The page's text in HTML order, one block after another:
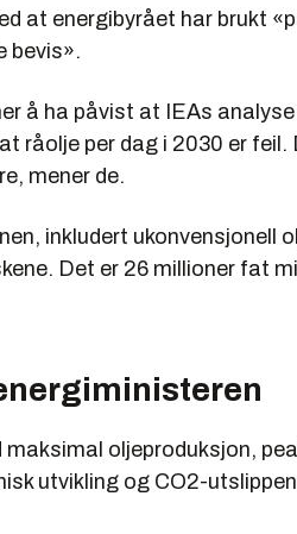
at energibyrået har brukt
bevis».
å ha påvist at IEAs
råolje per dag i 2030 er feil.
mener de.
inkludert ukonvensjonell
Det er 26 millioner fat
maksimal oljeproduksjon,
utvikling og CO2-